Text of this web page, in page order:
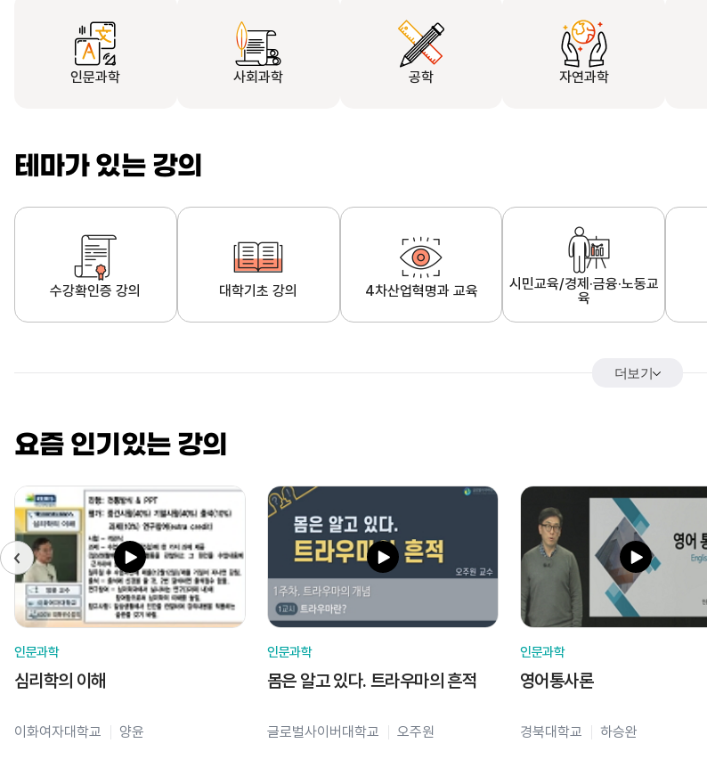
인문과학 사회과학 공학 자연과학
테마가 있는 강의
수강확인증 강의 대학기초 강의 4차산업혁명과 교육
시민교육/경제·금융·노동교
육
더보기
요즘 인기있는 강의
인문과학
심리학의 이해
이화여자대학교 양윤
인문과학
몸은 알고 있다. 트라우마의 흔적
글로벌사이버대학교 오주원
인문과학
영어통사론
경북대학교 하승완